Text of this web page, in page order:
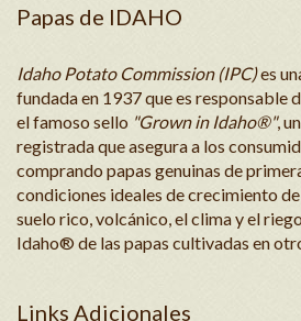
Papas de IDAHO
Idaho Potato Commission (IPC)es
fundada en 1937 que es responsable
el famoso sello "Grown in Idaho®",
registrada que asegura a los
comprando papas genuinas de
condiciones ideales de crecimiento
suelo rico, volcánico, el clima y el
Idaho® de las papas cultivadas en
Links Adicionales